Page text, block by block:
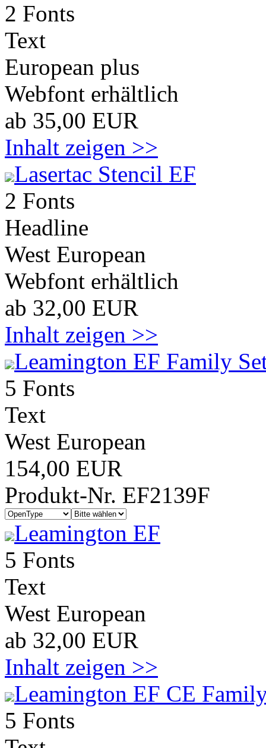
2 Fonts
Text
European plus
Webfont erhältlich
ab 35,00 EUR
Inhalt zeigen >>
Lasertac Stencil EF
2 Fonts
Headline
West European
Webfont erhältlich
ab 32,00 EUR
Inhalt zeigen >>
Leamington EF Family
5 Fonts
Text
West European
154,00 EUR
Produkt-Nr. EF2139F
Leamington EF
5 Fonts
Text
West European
ab 32,00 EUR
Inhalt zeigen >>
Leamington EF CE
5 Fonts